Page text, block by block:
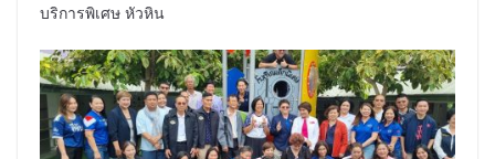
บริการพิเศษ หัวหิน